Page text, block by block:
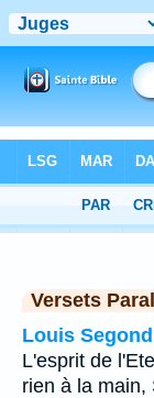
Chapitre 14> Verset 6
Versets
Louis
L'esprit de
rien à la main,